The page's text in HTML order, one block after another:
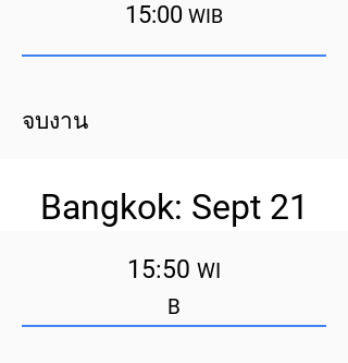
15:00 WIB
จบงาน
Bangkok: Sept 21
15:50 WI
B